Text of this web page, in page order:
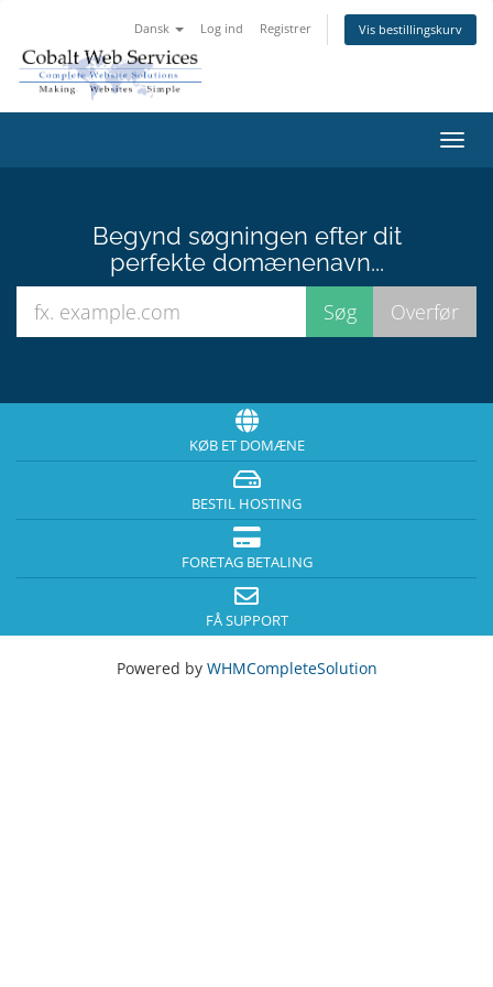
Dansk Log ind Registrer Vis bestillingskurv
Skift
Begynd søgningen efter dit
perfekte domænenavn...
KØB ET DOMÆNE
BESTIL HOSTING
FORETAG BETALING
FÅ SUPPORT
Powered by WHMCompleteSolution